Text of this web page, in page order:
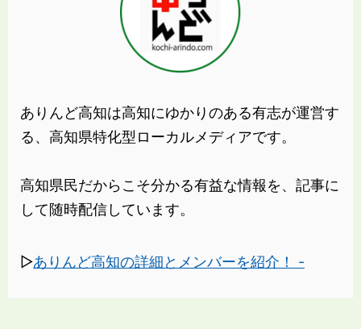
ありんど高知は高知にゆかりのある有志が運営す
る、高知県特化型ローカルメディアです。
高知県民だからこそ分かる有益な情報を、記事に
して随時配信しています。
▷ありんど高知の詳細とメンバーを紹介！ -